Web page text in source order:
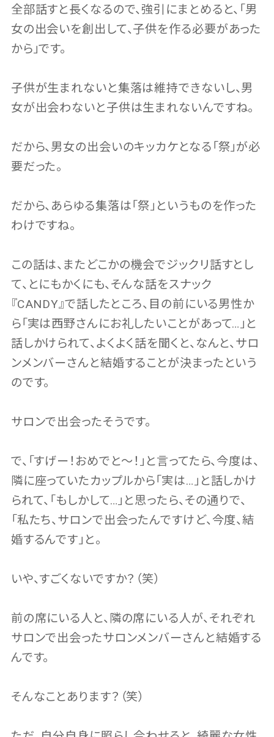
全部話すと長くなるので、強引にまとめると、「男
女の出会いを創出して、子供を作る必要があった
から」です。
子供が生まれないと集落は維持できないし、男
女が出会わないと子供は生まれないんですね。
だから、男女の出会いのキッカケとなる「祭」が必
要だった。
だから、あらゆる集落は「祭」というものを作った
わけですね。
この話は、またどこかの機会でジックリ話すとし
て、とにもかくにも、そんな話をスナック
『CANDY』で話したところ、目の前にいる男性か
ら「実は西野さんにお礼したいことがあって…」と
話しかけられて、よくよく話を聞くと、なんと、サロ
ンメンバーさんと結婚することが決まったという
のです。
サロンで出会ったそうです。
で、「すげー！おめでと〜！」と言ってたら、今度は、
隣に座っていたカップルから「実は…」と話しかけ
られて、「もしかして…」と思ったら、その通りで、
「私たち、サロンで出会ったんですけど、今度、結
婚するんです」と。
いや、すごくないですか？（笑）
前の席にいる人と、隣の席にいる人が、それぞれ
サロンで出会ったサロンメンバーさんと結婚する
んです。
そんなことあります？（笑）